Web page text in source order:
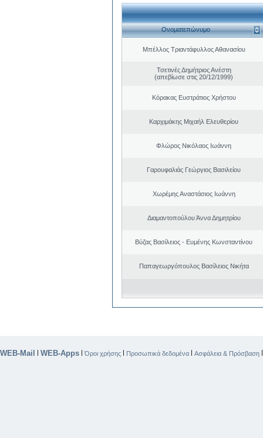
Ονοματεπώνυμο
Μπέλλος Τριαντάφυλλος Αθανασίου
Τσετινές Δημήτριος Ανέστη
(απεβίωσε στις 20/12/1999)
Κόρακας Ευστράτιος Χρήστου
Καρχιμάκης Μιχαήλ Ελευθερίου
Φλώρος Νικόλαος Ιωάννη
Γαρουφαλιάς Γεώργιος Βασιλείου
Χωρέμης Αναστάσιος Ιωάννη
Διαμαντοπούλου Άννα Δημητρίου
Βύζας Βασίλειος - Ευμένης Κωνσταντίνου
Παπαγεωργόπουλος Βασίλειος Νικήτα
WEB-Mail | WEB-Apps |Όροι χρήσης | Προσωπικά δεδομένα | Ασφάλεια & Πρόσβαση